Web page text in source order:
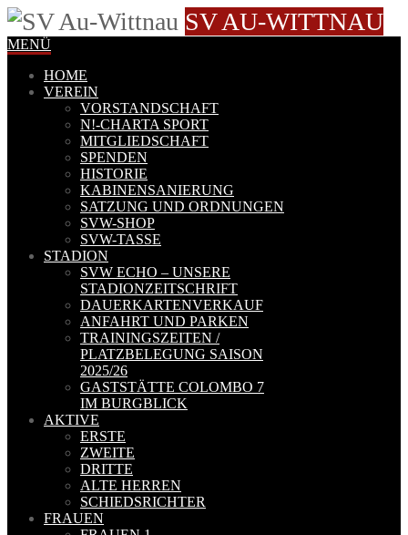
SV AU-WITTNAU
MENÜ
HOME
VEREIN
VORSTANDSCHAFT
N!-CHARTA SPORT
MITGLIEDSCHAFT
SPENDEN
HISTORIE
KABINENSANIERUNG
SATZUNG UND ORDNUNGEN
SVW-SHOP
SVW-TASSE
STADION
SVW ECHO – UNSERE
STADIONZEITSCHRIFT
DAUERKARTENVERKAUF
ANFAHRT UND PARKEN
TRAININGSZEITEN /
PLATZBELEGUNG SAISON
2025/26
GASTSTÄTTE COLOMBO 7
IM BURGBLICK
AKTIVE
ERSTE
ZWEITE
DRITTE
ALTE HERREN
SCHIEDSRICHTER
FRAUEN